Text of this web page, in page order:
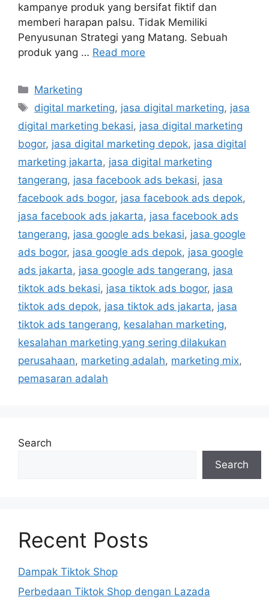
kampanye produk yang bersifat fiktif dan
memberi harapan palsu. Tidak Memiliki
Penyusunan Strategi yang Matang. Sebuah
produk yang … Read more
Marketing
digital marketing, jasa digital marketing, jasa
digital marketing bekasi, jasa digital marketing
bogor, jasa digital marketing depok, jasa digital
marketing jakarta, jasa digital marketing
tangerang, jasa facebook ads bekasi, jasa
facebook ads bogor, jasa facebook ads depok,
jasa facebook ads jakarta, jasa facebook ads
tangerang, jasa google ads bekasi, jasa google
ads bogor, jasa google ads depok, jasa google
ads jakarta, jasa google ads tangerang, jasa
tiktok ads bekasi, jasa tiktok ads bogor, jasa
tiktok ads depok, jasa tiktok ads jakarta, jasa
tiktok ads tangerang, kesalahan marketing,
kesalahan marketing yang sering dilakukan
perusahaan, marketing adalah, marketing mix,
pemasaran adalah
Search
Search
Recent Posts
Dampak Tiktok Shop
Perbedaan Tiktok Shop dengan Lazada